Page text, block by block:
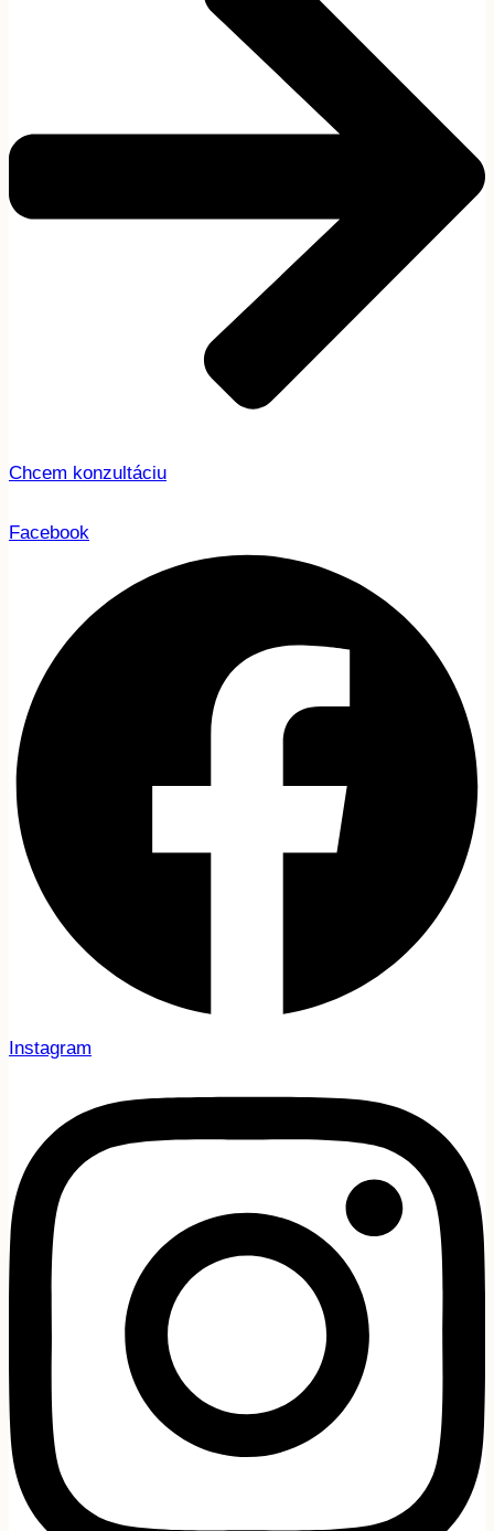
Chcem konzultáciu
Facebook
Instagram